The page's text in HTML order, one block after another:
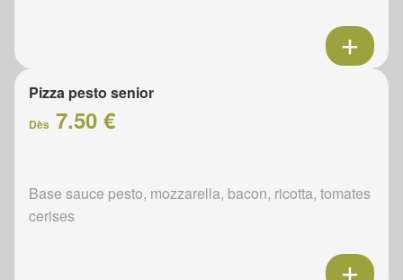
Pizza pesto senior
Dès 7.50 €
Base sauce pesto, mozzarella, bacon, ricotta, tomates
cerises